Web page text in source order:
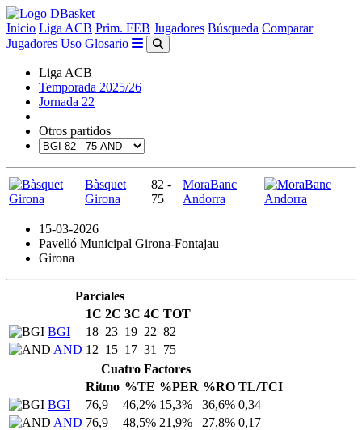
Inicio Liga ACB Prim. FEB Jugadores Búsqueda Comparar
Jugadores Uso Glosario
Liga ACB
Temporada 2025/26
Jornada 22
Otros partidos
Bàsquet
Girona
82 -
75
MoraBanc
Andorra
15-03-2026
Pavelló Municipal Girona-Fontajau
Girona
Parciales
1C 2C 3C 4C TOT
BGI
18 23 19 22 82
AND 12 15 17 31
75
Cuatro Factores
Ritmo %TE %PER %RO TL/TCI
BGI
76,9 46,2% 15,3% 36,6% 0,34
AND 76,9 48,5% 21,9% 27,8% 0,17